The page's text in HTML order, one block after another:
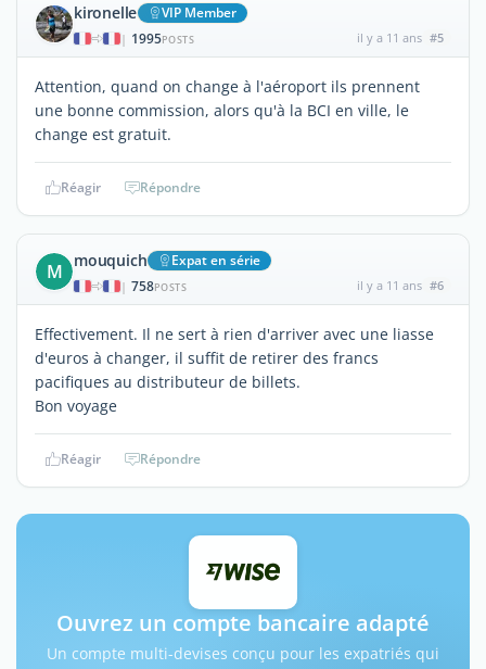
kironelle VIP Member
| 1995POSTS il y a 11 ans #5
Attention, quand on change à l'aéroport ils prennent
une bonne commission, alors qu'à la BCI en ville, le
change est gratuit.
Réagir Répondre
M mouquich Expat en série
| 758POSTS il y a 11 ans #6
Effectivement. Il ne sert à rien d'arriver avec une liasse
d'euros à changer, il suffit de retirer des francs
pacifiques au distributeur de billets.
Bon voyage
Réagir Répondre
Ouvrez un compte bancaire adapté
Un compte multi-devises conçu pour les expatriés qui